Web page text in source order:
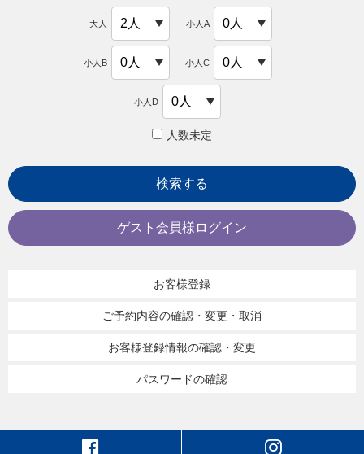
大人 小人A
小人B 小人C
小人D
人数未定
検索する
ゲスト会員様ログイン
お客様登録
ご予約内容の確認・変更・取消
お客様登録情報の確認・変更
パスワードの確認